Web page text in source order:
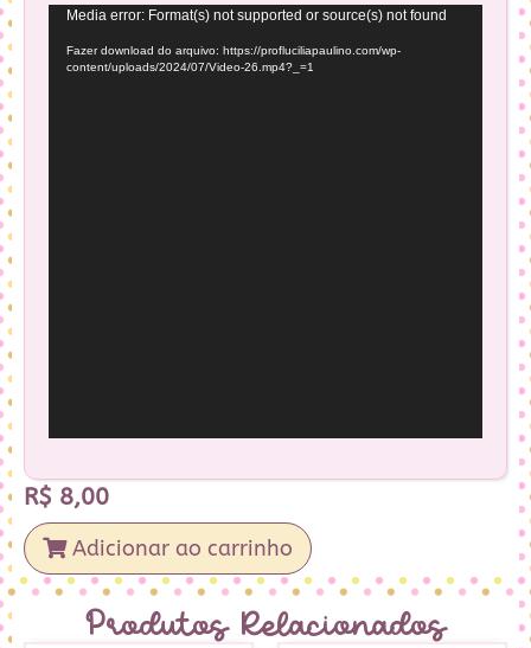
Tocador
de
vídeo
Media error: Format(s) not supported or source(s) not found
Fazer download do arquivo: https://profluciliapaulino.com/wp-
content/uploads/2024/07/Video-26.mp4?_=1
R$ 8,00
Adicionar ao carrinho
Produtos Relacionados